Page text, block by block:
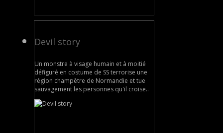
Devil story
Un monstre à visage humain et à moitié
défiguré en costume de SS terrorise une
région champêtre de Normandie et tue
sauvagement les personnes qu'il croise..